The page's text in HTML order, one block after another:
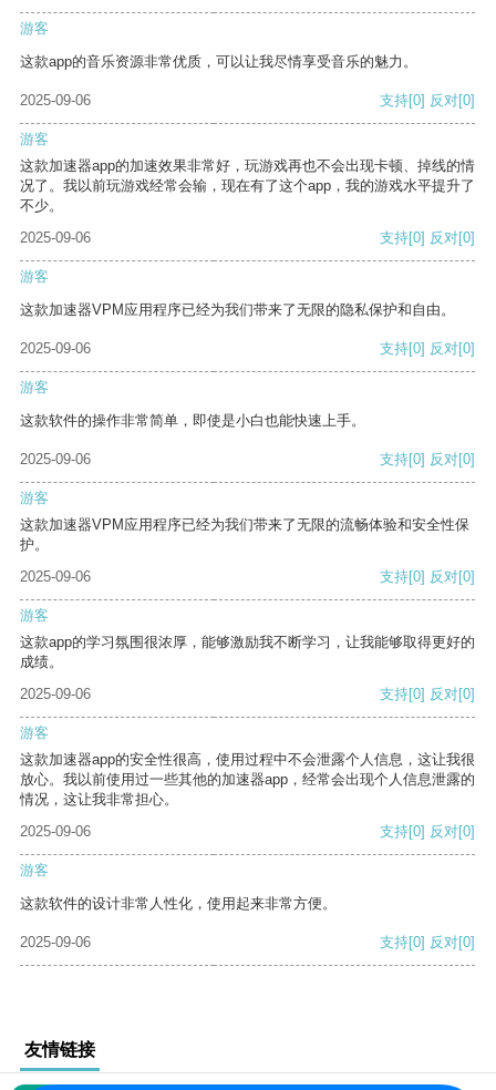
游客
这款app的音乐资源非常优质，可以让我尽情享受音乐的魅力。
2025-09-06 支持[0] 反对[0]
游客
这款加速器app的加速效果非常好，玩游戏再也不会出现卡顿、掉线的情
况了。我以前玩游戏经常会输，现在有了这个app，我的游戏水平提升了
不少。
2025-09-06
支持[0] 反对[0]
游客
这款加速器VPM应用程序已经为我们带来了无限的隐私保护和自由。
2025-09-06 支持[0] 反对[0]
游客
这款软件的操作非常简单，即使是小白也能快速上手。
2025-09-06 支持[0] 反对[0]
游客
这款加速器VPM应用程序已经为我们带来了无限的流畅体验和安全性保
护。
2025-09-06
支持[0] 反对[0]
游客
这款app的学习氛围很浓厚，能够激励我不断学习，让我能够取得更好的
成绩。
2025-09-06
支持[0] 反对[0]
游客
这款加速器app的安全性很高，使用过程中不会泄露个人信息，这让我很
放心。我以前使用过一些其他的加速器app，经常会出现个人信息泄露的
情况，这让我非常担心。
2025-09-06
支持[0] 反对[0]
游客
这款软件的设计非常人性化，使用起来非常方便。
2025-09-06 支持[0] 反对[0]
友情链接